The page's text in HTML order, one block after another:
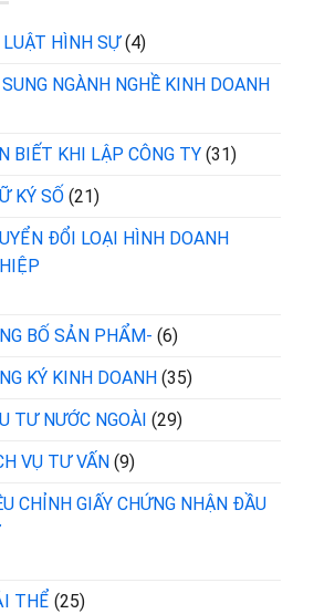
LUẬT HÌNH SỰ(4)
SUNG NGÀNH NGHỀ KINH DOANH
BIẾT KHI LẬP CÔNG TY (31)
KÝ SỐ (21)
ĐỔI LOẠI HÌNH DOANH
BỐ SẢN PHẨM- (6)
KÝ KINH DOANH (35)
TƯ NƯỚC NGOÀI (29)
VỤ TƯ VẤN (9)
CHỈNH GIẤY CHỨNG NHẬN ĐẦU
THỂ (25)